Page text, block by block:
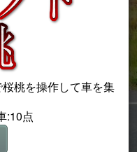
桃を操作して車を集
:10点